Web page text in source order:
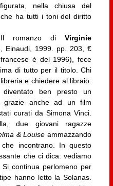
nella chiusa del
ha tutti i toni del diritto
Il romanzo diVirginie
Einaudi, 1999. pp. 203, €
è del 1996), fece
di tutto per il titolo. Chi
e chiedere al libraio:
ben presto un
grazie anche ad un film
curati da Simona Vinci.
due giovani ragazze
& Louise ammazzando
incontrano. In questo
che ci dica: vediamo
continua perlomeno per
hanno letto la Solanas.